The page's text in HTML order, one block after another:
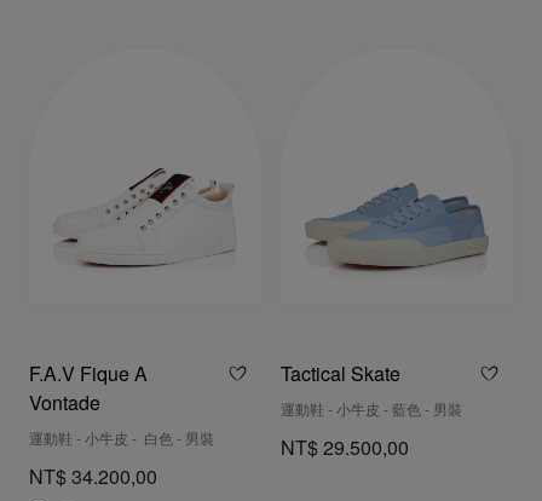
F.A.V Fique A
Vontade
運動鞋 - 小牛皮 - 白色 - 男裝
NT$ 34.200,00
Tactical Skate
運動鞋 - 小牛皮 - 藍色 - 男裝
NT$ 29.500,00